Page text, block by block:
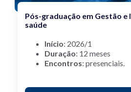
Pós-graduação em Gestão e
saúde
Início: 2026/1
Duração: 12 meses
Encontros: presenciais.